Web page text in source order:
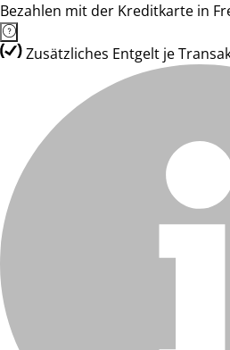
Bezahlen mit der Kreditkarte in
Zusätzliches Entgelt je